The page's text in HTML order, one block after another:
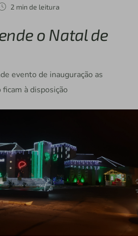
2 min de leitura
o Natal de
evento de inauguração as
ficam à disposição